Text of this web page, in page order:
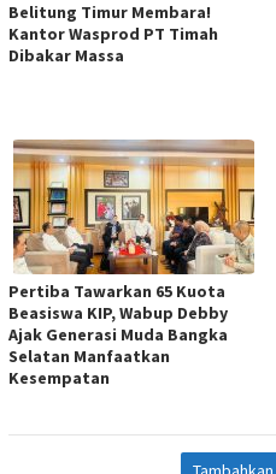
Belitung Timur Membara!
Kantor Wasprod PT Timah
Dibakar Massa
Pertiba Tawarkan 65 Kuota
Beasiswa KIP, Wabup Debby
Ajak Generasi Muda Bangka
Selatan Manfaatkan
Kesempatan